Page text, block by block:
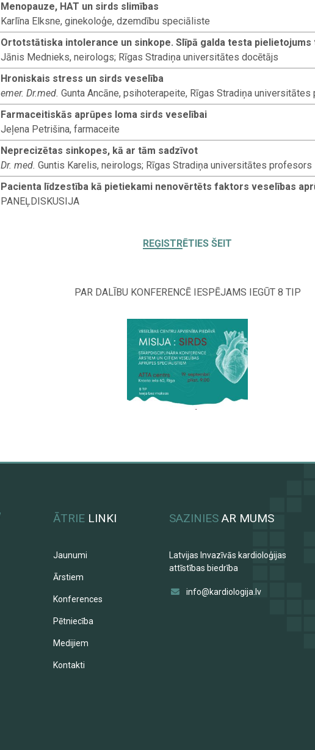
Menopauze, HAT un sirds slimības
Karlīna Elksne, ginekoloģe, dzemdību speciāliste
Ortotstātiska intolerance un sinkope. Slīpā galda testa pielietojums
Jānis Mednieks, neirologs; Rīgas Stradiņa universitātes docētājs
Hroniskais stress un sirds veselība
emer. Dr.med. Gunta Ancāne, psihoterapeite, Rīgas Stradiņa universitātes
Farmaceitiskās aprūpes loma sirds veselībai
Jeļena Petrišina, farmaceite
Neprecizētas sinkopes, kā ar tām sadzīvot
Dr. med. Guntis Karelis, neirologs; Rīgas Stradiņa universitātes profesors
Pacienta līdzestība kā pietiekami nenovērtēts faktors veselības
PANEĻDISKUSIJA
REĢISTRĒTIES ŠEIT
PAR DALĪBU KONFERENCĒ IESPĒJAMS IEGŪT 8 TIP
ĀTRIE LINKI
Jaunumi
Ārstiem
Konferences
Pētniecība
Medijiem
Kontakti
SAZINIES AR MUMS
Latvijas Invazīvās kardioloģijas
attīstības biedrība
info@kardiologija.lv